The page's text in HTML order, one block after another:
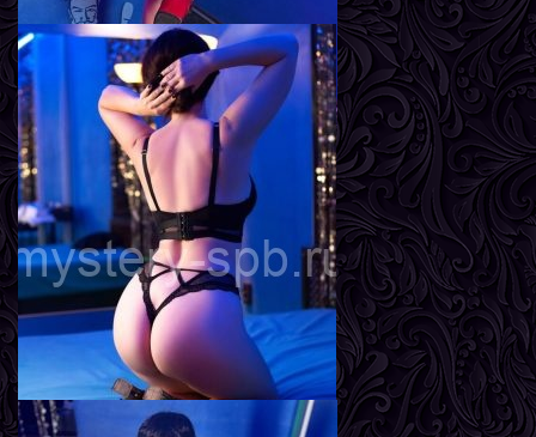
Инга
Возраст
Рост
161 см
Вес
55 кг
Грудь
3-й